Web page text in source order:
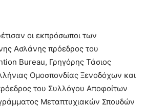
οι εκπρόσωποι των
Ασλάνης πρόεδρος του
Bureau, Γρηγόρης Τάσιος
Ομοσπονδίας Ξενοδόχων και
του Συλλόγου Αποφοίτων
Μεταπτυχιακών Σπουδών